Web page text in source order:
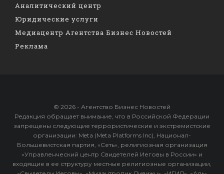
Аналитический центр
Юридические услуги
Медиацентр Агентства Бизнес Новостей
Реклама
© 2026 - Агентство Бизнес Новостей
Редакция обращает внимание, что в Российской Федерации
запрещены следующие террористические и экстремистские
организации: Meta (Meta Platforms Inc), Национал-
Большевистская партия, «Сеть», религиозная организация
«Управленческий центр Свидетелей Иеговы в России» и
входящие в ее структуру местные религиозные организации,